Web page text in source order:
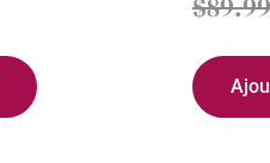
$89.99